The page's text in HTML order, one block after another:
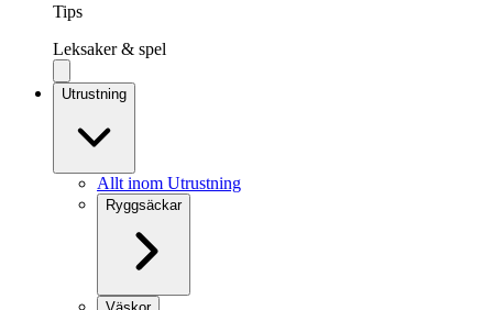
Tips
Leksaker & spel
Utrustning
Allt inom Utrustning
Ryggsäckar